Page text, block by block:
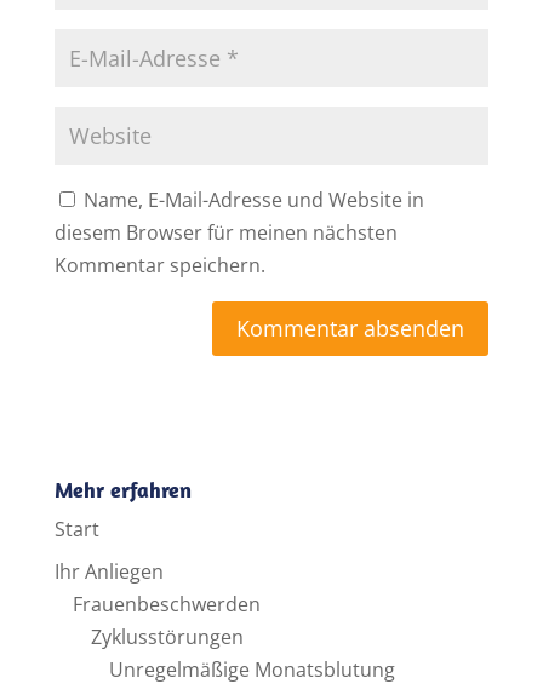
Name, E-Mail-Adresse und Website in
diesem Browser für meinen nächsten
Kommentar speichern.
r
n
a
Mehr erfahren
Start
Ihr Anliegen
Frauenbeschwerden
Zyklusstörungen
Unregelmäßige Monatsblutung